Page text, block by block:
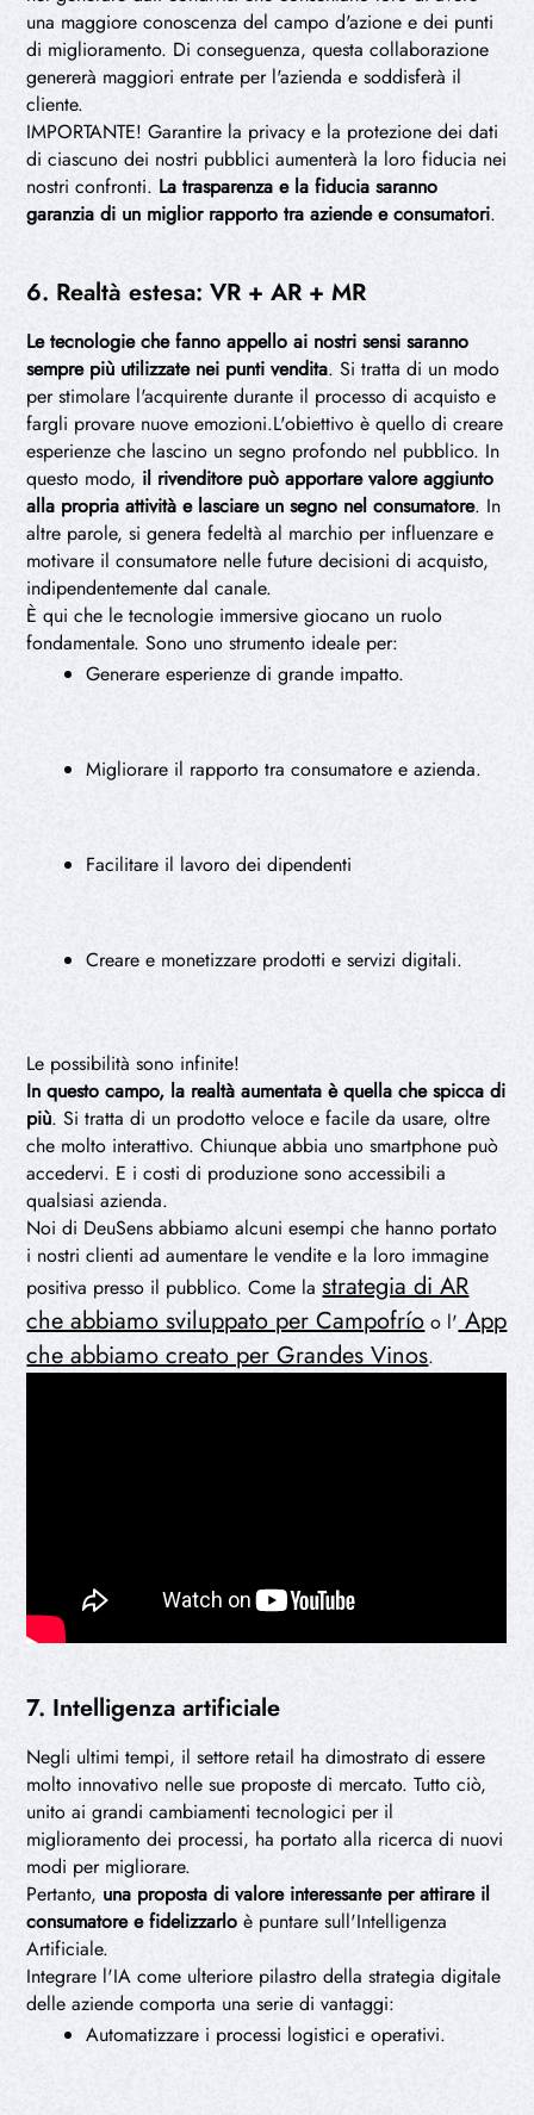
una maggiore conoscenza del campo d'azione e dei punti
di miglioramento. Di conseguenza, questa collaborazione
genererà maggiori entrate per l'azienda e soddisferà il
cliente.
IMPORTANTE! Garantire la privacy e la protezione dei dati
di ciascuno dei nostri pubblici aumenterà la loro fiducia nei
nostri confronti. La trasparenza e la fiducia saranno
garanzia di un miglior rapporto tra aziende e consumatori.
6. Realtà estesa: VR + AR + MR
Le tecnologie che fanno appello ai nostri sensi saranno
sempre più utilizzate nei punti vendita. Si tratta di un modo
per stimolare l'acquirente durante il processo di acquisto e
fargli provare nuove emozioni.L'obiettivo è quello di creare
esperienze che lascino un segno profondo nel pubblico. In
questo modo, il rivenditore può apportare valore aggiunto
alla propria attività e lasciare un segno nel consumatore. In
altre parole, si genera fedeltà al marchio per influenzare e
motivare il consumatore nelle future decisioni di acquisto,
indipendentemente dal canale.
È qui che le tecnologie immersive giocano un ruolo
fondamentale. Sono uno strumento ideale per:
Generare esperienze di grande impatto.
Migliorare il rapporto tra consumatore e azienda.
Facilitare il lavoro dei dipendenti
Creare e monetizzare prodotti e servizi digitali.
Le possibilità sono infinite!
In questo campo, la realtà aumentata è quella che spicca di
più. Si tratta di un prodotto veloce e facile da usare, oltre
che molto interattivo. Chiunque abbia uno smartphone può
accedervi. E i costi di produzione sono accessibili a
qualsiasi azienda.
Noi di DeuSens abbiamo alcuni esempi che hanno portato
i nostri clienti ad aumentare le vendite e la loro immagine
positiva presso il pubblico. Come lastrategia di AR
che abbiamo sviluppato per Campofríoo l'App
che abbiamo creato per Grandes Vinos.
7. Intelligenza artificiale
Negli ultimi tempi, il settore retail ha dimostrato di essere
molto innovativo nelle sue proposte di mercato. Tutto ciò,
unito ai grandi cambiamenti tecnologici per il
miglioramento dei processi, ha portato alla ricerca di nuovi
modi per migliorare.
Pertanto, una proposta di valore interessante per attirare il
consumatore e fidelizzarloè puntare sull'Intelligenza
Artificiale.
Integrare l'IA come ulteriore pilastro della strategia digitale
delle aziende comporta una serie di vantaggi:
Automatizzare i processi logistici e operativi.